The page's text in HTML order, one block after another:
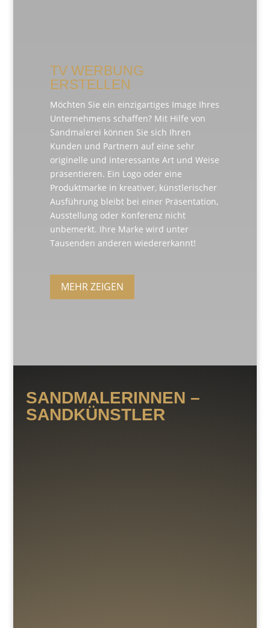
TV WERBUNG
ERSTELLEN
Möchten Sie ein einzigartiges Image Ihres
Unternehmens schaffen? Mit Hilfe von
Sandmalerei können Sie sich Ihren
Kunden und Partnern auf eine sehr
originelle und interessante Art und Weise
präsentieren. Ein Logo oder eine
Produktmarke in kreativer, künstlerischer
Ausführung bleibt bei einer Präsentation,
Ausstellung oder Konferenz nicht
unbemerkt. Ihre Marke wird unter
Tausenden anderen wiedererkannt!
MEHR ZEIGEN
SANDMALERINNEN –
SANDKÜNSTLER